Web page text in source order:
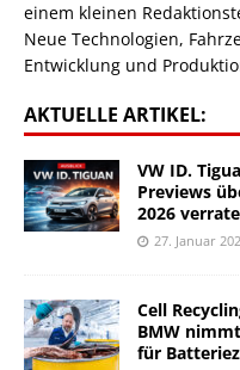
einem kleinen
Neue Technologien,
Entwicklung und
AKTUELLE ARTIKEL:
VW ID.
Previews
2026
27. Januar
Cell
BMW
für